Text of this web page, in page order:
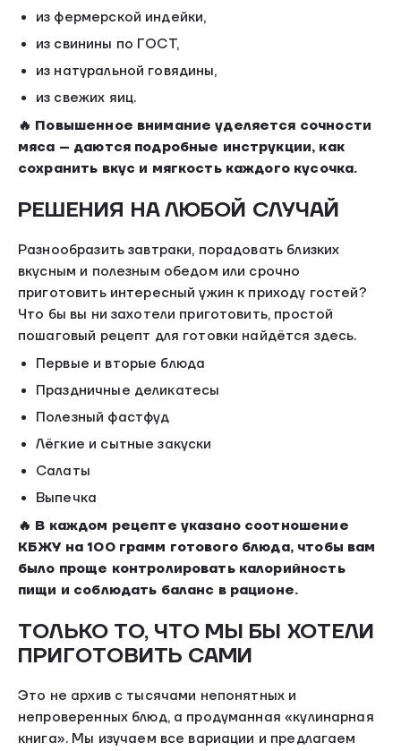
из фермерской индейки,
из свинины по ГОСТ,
из натуральной говядины,
из свежих яиц.
🔥 Повышенное внимание уделяется сочности
мяса – даются подробные инструкции, как
сохранить вкус и мягкость каждого кусочка.
РЕШЕНИЯ НА ЛЮБОЙ СЛУЧАЙ
Разнообразить завтраки, порадовать близких
вкусным и полезным обедом или срочно
приготовить интересный ужин к приходу гостей?
Что бы вы ни захотели приготовить, простой
пошаговый рецепт для готовки найдётся здесь.
Первые и вторые блюда
Праздничные деликатесы
Полезный фастфуд
Лёгкие и сытные закуски
Салаты
Выпечка
🔥 В каждом рецепте указано соотношение
КБЖУ на 100 грамм готового блюда, чтобы вам
было проще контролировать калорийность
пищи и соблюдать баланс в рационе.
ТОЛЬКО ТО, ЧТО МЫ БЫ ХОТЕЛИ
ПРИГОТОВИТЬ САМИ
Это не архив с тысячами непонятных и
непроверенных блюд, а продуманная «кулинарная
книга». Мы изучаем все вариации и предлагаем